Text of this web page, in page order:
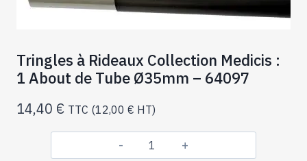
Tringles à Rideaux Collection Medicis :
1 About de Tube Ø35mm – 64097
14,40 € TTC (12,00 € HT)
quantité